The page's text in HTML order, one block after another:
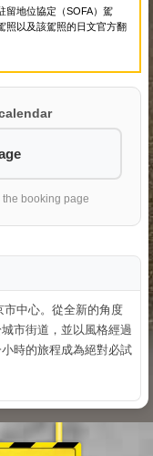
留地位協定（SOFA）駕
照以及該駕照的日文官方翻
booking page
中心。從全新的角度
市街道，並以風格經過
時的旅程成為絕對必試